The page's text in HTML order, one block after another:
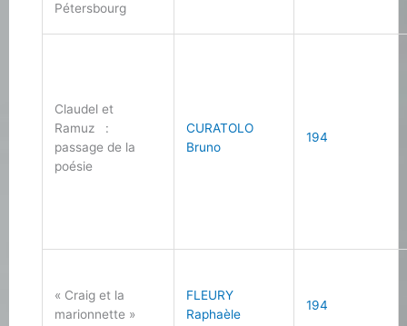
Pétersbourg
Claudel et
Ramuz :
passage de la
poésie
CURATOLO
Bruno
194
« Craig et la
marionnette »
FLEURY
Raphaèle
194